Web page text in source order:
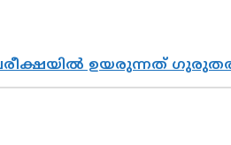
ഉയരുന്നത്